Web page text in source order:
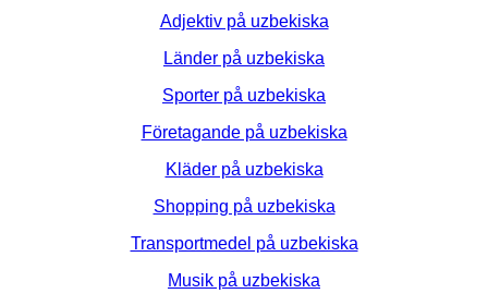
Adjektiv på uzbekiska
Länder på uzbekiska
Sporter på uzbekiska
Företagande på uzbekiska
Kläder på uzbekiska
Shopping på uzbekiska
Transportmedel på uzbekiska
Musik på uzbekiska